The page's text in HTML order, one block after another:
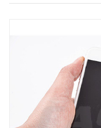
instalação de